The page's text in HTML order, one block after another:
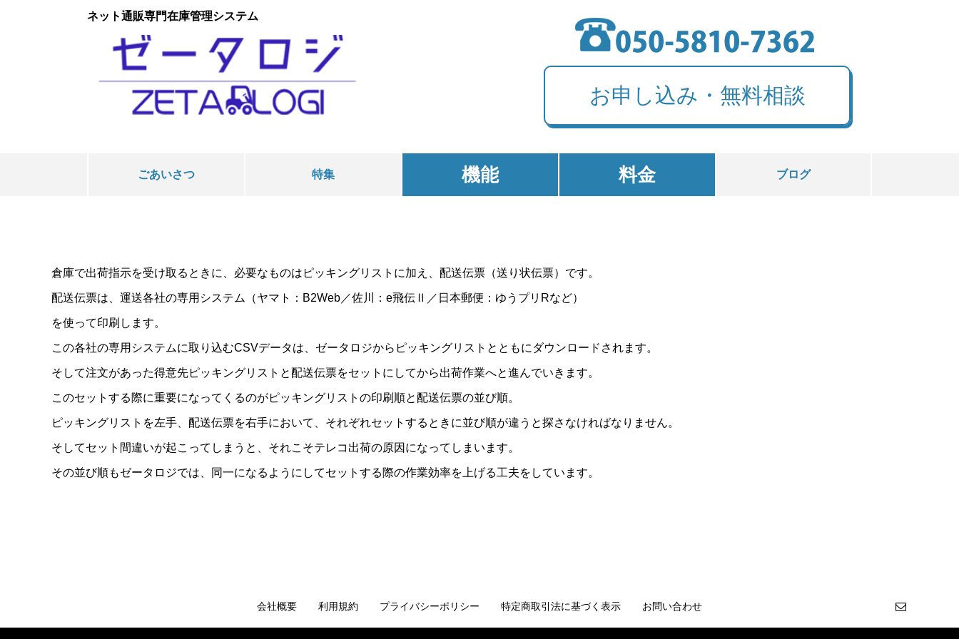
ネット通販専門在庫管理システム
お申し込み・無料相談
ごあいさつ 特集 機能 料金 ブログ
倉庫で出荷指示を受け取るときに、必要なものはピッキングリストに加え、配送伝票（送り状伝票）です。
配送伝票は、運送各社の専用システム（ヤマト：B2Web／佐川：e飛伝Ⅱ／日本郵便：ゆうプリRなど）
を使って印刷します。
この各社の専用システムに取り込むCSVデータは、ゼータロジからピッキングリストとともにダウンロードされます。
そして注文があった得意先ピッキングリストと配送伝票をセットにしてから出荷作業へと進んでいきます。
このセットする際に重要になってくるのがピッキングリストの印刷順と配送伝票の並び順。
ピッキングリストを左手、配送伝票を右手において、それぞれセットするときに並び順が違うと探さなければなりません。
そしてセット間違いが起こってしまうと、それこそテレコ出荷の原因になってしまいます。
その並び順もゼータロジでは、同一になるようにしてセットする際の作業効率を上げる工夫をしています。
会社概要 利用規約 プライバシーポリシー 特定商取引法に基づく表示 お問い合わせ